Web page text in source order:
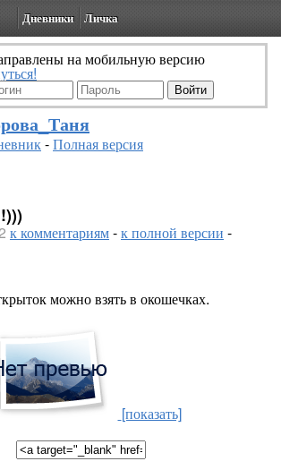
Дневники Личка
на мобильную версию
-Полная версия
к комментариям-к полной версии -
можно взять в окошечках.
[показать]